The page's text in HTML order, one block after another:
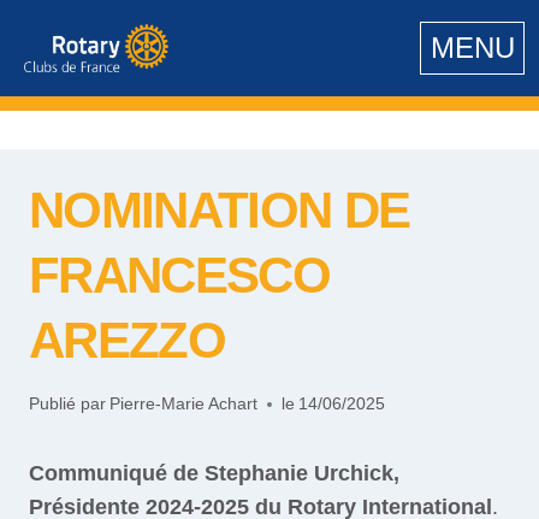
MENU
NOMINATION DE
FRANCESCO
AREZZO
Publié par Pierre-Marie Achart le 14/06/2025
Communiqué de Stephanie Urchick,
Présidente 2024-2025 du Rotary International .